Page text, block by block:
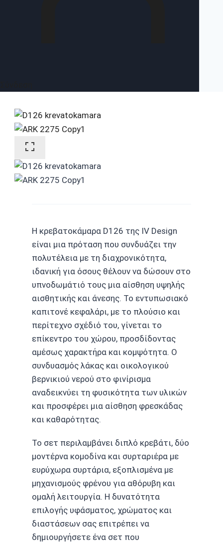
Η κρεβατοκάμαρα D126 της IV Design
είναι μια πρόταση που συνδυάζει την
πολυτέλεια με τη διαχρονικότητα,
ιδανική για όσους θέλουν να δώσουν στο
υπνοδωμάτιό τους μια αίσθηση υψηλής
αισθητικής και άνεσης. Το εντυπωσιακό
καπιτονέ κεφαλάρι, με το πλούσιο και
περίτεχνο σχέδιό του, γίνεται το
επίκεντρο του χώρου, προσδίδοντας
αμέσως χαρακτήρα και κομψότητα. Ο
συνδυασμός λάκας και οικολογικού
βερνικιού νερού στο φινίρισμα
αναδεικνύει τη φυσικότητα των υλικών
και προσφέρει μια αίσθηση φρεσκάδας
και καθαρότητας.
Το σετ περιλαμβάνει διπλό κρεβάτι, δύο
μοντέρνα κομοδίνα και συρταριέρα με
ευρύχωρα συρτάρια, εξοπλισμένα με
μηχανισμούς φρένου για αθόρυβη και
ομαλή λειτουργία. Η δυνατότητα
επιλογής υφάσματος, χρώματος και
διαστάσεων σας επιτρέπει να
δημιουργήσετε ένα σετ που